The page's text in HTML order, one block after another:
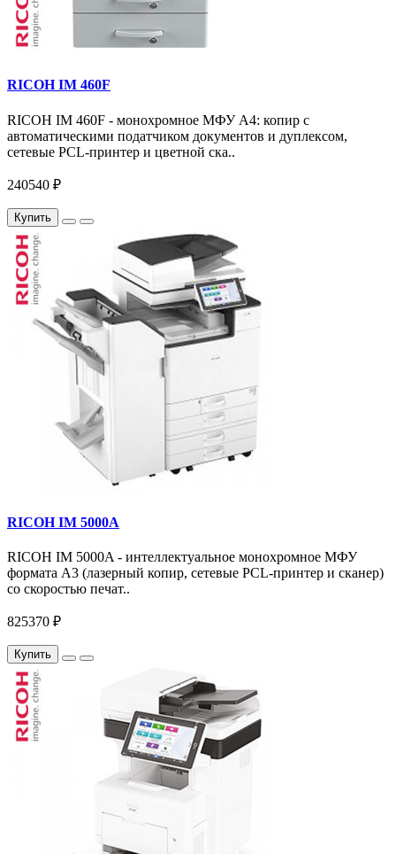
RICOH IM 460F
RICOH IM 460F - монохромное МФУ A4: копир с
автоматическими податчиком документов и дуплексом,
сетевые PCL-принтер и цветной ска..
240540 ₽
Купить
RICOH IM 5000A
RICOH IM 5000A - интеллектуальное монохромное МФУ
формата А3 (лазерный копир, сетевые PCL-принтер и сканер)
со скоростью печат..
825370 ₽
Купить